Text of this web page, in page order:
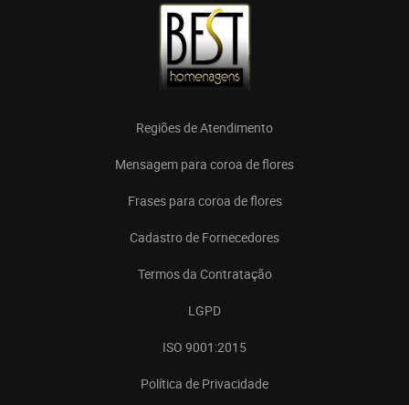
Regiões de Atendimento
Mensagem para coroa de flores
Frases para coroa de flores
Cadastro de Fornecedores
Termos da Contratação
LGPD
ISO 9001:2015
Política de Privacidade